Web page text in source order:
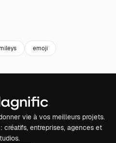
emoji
vie à vos meilleurs projets.
créatifs, entreprises, agences et